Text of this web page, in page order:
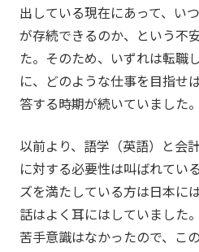
出している現在にあって、い
が存続できるのか、という不
た。そのため、いずれは転職
に、どのような仕事を目指せ
答する時期が続いていました。
以前より、語学（英語）と会
に対する必要性は叫ばれてい
ズを満たしている方は日本に
話はよく耳にはしていました
苦手意識はなかったので、こ